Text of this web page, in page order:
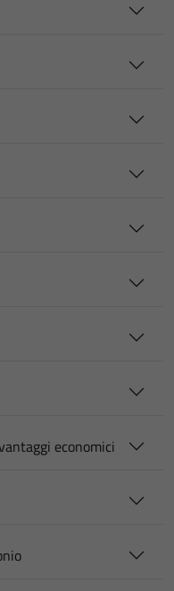
economici